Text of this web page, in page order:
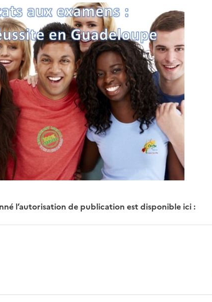
l’autorisation de publication est disponible ici :